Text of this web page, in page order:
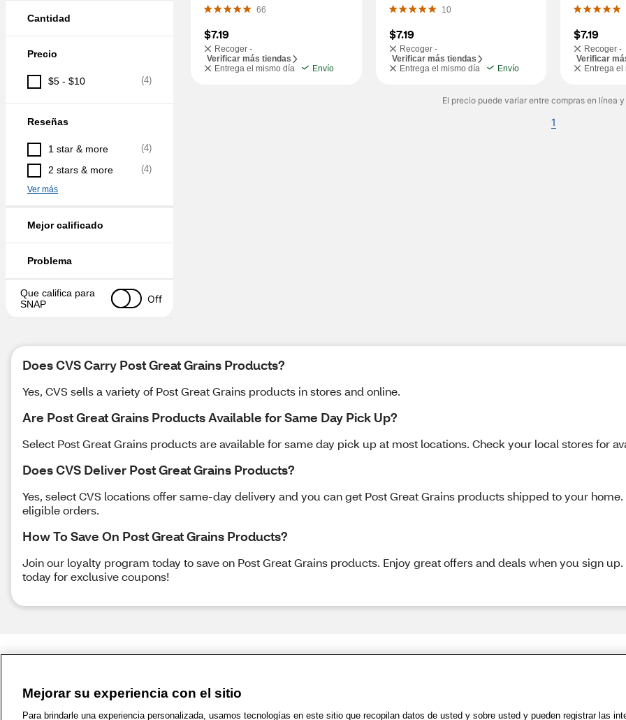
Cantidad
Precio
$5 - $10 (4)
Reseñas
1 star & more (4)
2 stars & more (4)
Ver más
Mejor calificado
Problema
Que califica para
SNAP
Off
66
$7.19
Recoger -
Verificar más tiendas
Entrega el mismo día
Envío
10
$7.19
Recoger -
Verificar más tiendas
Entrega el mismo día
Envío
$7.19
Recoger -
Verificar
Entrega
El precio puede variar entre compras en línea
1
Does CVS Carry Post Great Grains Products?
Yes, CVS sells a variety of Post Great Grains products in stores and online.
Are Post Great Grains Products Available for Same Day Pick Up?
Select Post Great Grains products are available for same day pick up at most locations. Check your local stores for
Does CVS Deliver Post Great Grains Products?
Yes, select CVS locations offer same-day delivery and you can get Post Great Grains products shipped to your
eligible orders.
How To Save On Post Great Grains Products?
Join our loyalty program today to save on Post Great Grains products. Enjoy great offers and deals when you sign
today for exclusive coupons!
1-800-679-9691 | Contáctenos | Términos de Uso | Accesibilidad | Política de Privacidad | WA Privacy Policy | Mapa del
Mejorar su experiencia con el sitio
Para brindarle una experiencia personalizada, usamos tecnologías en este sitio que recopilan datos de usted y sobre usted y pueden registrar las